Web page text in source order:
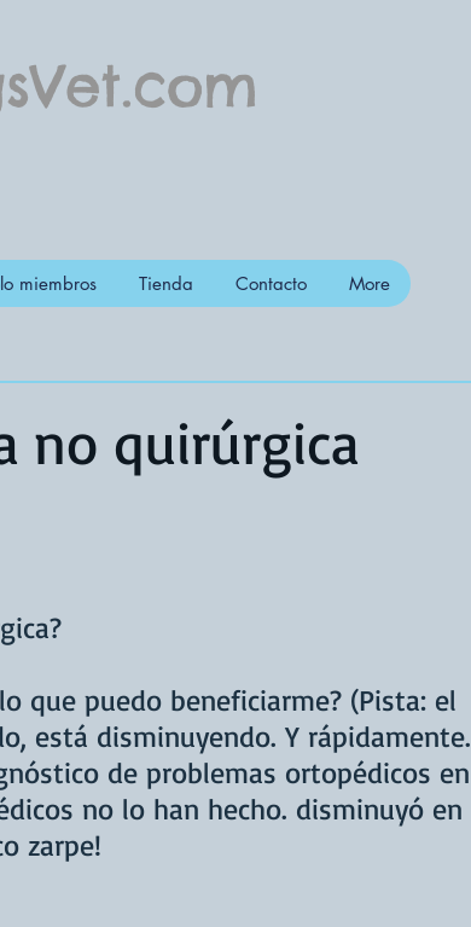
miembros Tienda Contacto More
no quirúrgica
que puedo beneficiarme? (Pista: el
está disminuyendo. Y rápidamente.
de problemas ortopédicos en
no lo han hecho. disminuyó en
zarpe!